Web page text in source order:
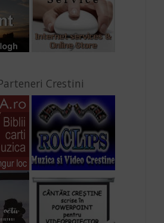
Crestini